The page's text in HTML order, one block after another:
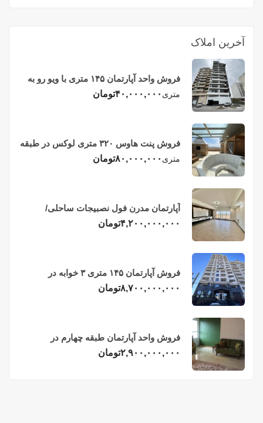
آخرین املاک
فروش واحد آپارتمان ۱۴۵ متری با ویو رو به
دریا در فریدونکنار
متری ۴۰,۰۰۰,۰۰۰تومان
فروش پنت هاوس ۳۲۰ متری لوکس در طبقه
چهاردهم فریدونکنار
متری ۸۰,۰۰۰,۰۰۰تومان
آپارتمان مدرن فول نصبیجات ساحلی/
فریدونکنار
۴,۲۰۰,۰۰۰,۰۰۰تومان
فروش آپارتمان ۱۴۵ متری ۳ خوابه در
فریدونکنار
۸,۷۰۰,۰۰۰,۰۰۰تومان
فروش واحد آپارتمان طبقه چهارم در
فریدونکنار
۲,۹۰۰,۰۰۰,۰۰۰تومان